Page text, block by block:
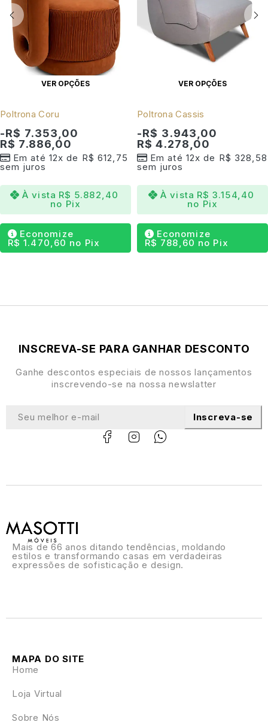
Com a Novara, a Masotti reafirma seu compromisso com o
design autorale oartesanato de alto padrão,
entregando uma poltrona que transcende modismos e
celebra a tradição com frescor e autenticidade.
Releitura moderna da tradicionalpoltrona bergère
Estrutura em
madeira maciça de jequitibá
acabamento refinado
Braços e abas do encosto com madeira exposta
valorizando o design
Estofado conformado para
máximo conforto e
Combinação perfeita entre
clássico e
contemporâneo
Peça comalto valor percebido, ideal para projetos
clássica ou moderna
Design atemporal eacabamento artesanalde
Masotti Moveis
referência em madeira nobre e design refinado
VER OPÇÕES
Poltrona Coru
R$ 7.353,00
-
R$ 7.886,00
Em até 12x de R$ 612,75
sem juros
À vista R$ 5.882,40
no Pix
Economize
R$ 1.470,60 no Pix
VER OPÇÕES
Poltrona Cassis
R$ 3.943,00
-
R$ 4.278,00
Em até 12x de R$ 328,58
sem juros
À vista R$ 3.154,40
no Pix
Economize
R$ 788,60 no Pix
Mais de 66 anos ditando tendências, moldando
estilos e transformando casas em verdadeiras
expressões de sofisticação e design.
MAPA DO SITE
Home
Loja Virtual
Sobre Nós
INSCREVA-SE PARA GANHAR DESCONTO
Ganhe descontos especiais de nossos lançamentos
inscrevendo-se na nossa newslatter
Inscreva-se